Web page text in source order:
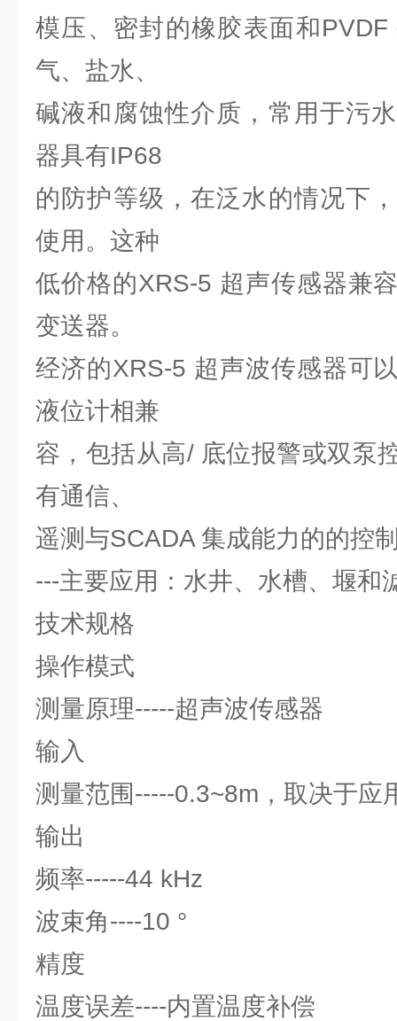
模压、密封的橡胶表面和
气、盐水、
碱液和腐蚀性介质，常用于污
器具有IP68
的防护等级，在泛水的情况下
使用。这种
低价格的XRS-5 超声传感器兼
变送器。
经济的XRS-5 超声波传感器可
液位计相兼
容，包括从高/ 底位报警或双泵
有通信、
遥测与SCADA 集成能力的的控
---主要应用：水井、水槽、堰和
技术规格
操作模式
测量原理-----超声波传感器
输入
测量范围-----0.3~8m，取决于应
输出
频率-----44 kHz
波束角----10 °
精度
温度误差----内置温度补偿